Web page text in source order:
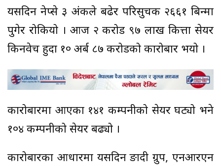
यसदिन नेप्से ३ अंकले बढेर परिसुचक २६६१ बिन्दुमा
पुगेर रोकियो । आज २ करोड ९७ लाख कित्ता सेयर
किनवेच हुदा १० अर्ब ८७ करोडको कारोबार भयो ।
कारोबारमा आएका १४१ कम्पनीको सेयर घट्यो भने
१०४ कम्पनीको सेयर बढ्यो ।
कारोबारका आधारमा यसदिन ङादी ग्रुप, एनआरएन